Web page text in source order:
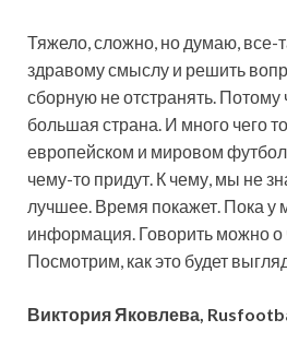
Тяжело, сложно, но думаю, все-
здравому смыслу и решить
сборную не отстранять. Потому
большая страна. И много чего
европейском и мировом
чему-то придут. К чему, мы не
лучшее. Время покажет. Пока у
информация. Говорить можно о
Посмотрим, как это будет
Виктория Яковлева,